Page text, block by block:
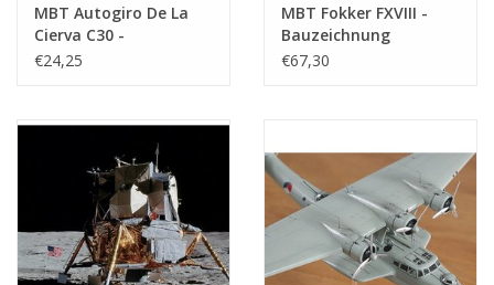
MBT Autogiro De La
Cierva C30 -
Bauzeichnung
€24,25
MBT Fokker FXVIII -
Bauzeichnung
Maßstab 1 : 10
€67,30